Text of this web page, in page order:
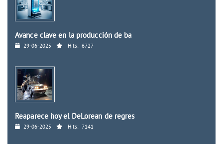
Avance clave en la producción de ba
29-06-2025 Hits: 6727
Reaparece hoy el DeLorean de regres
29-06-2025 Hits: 7141